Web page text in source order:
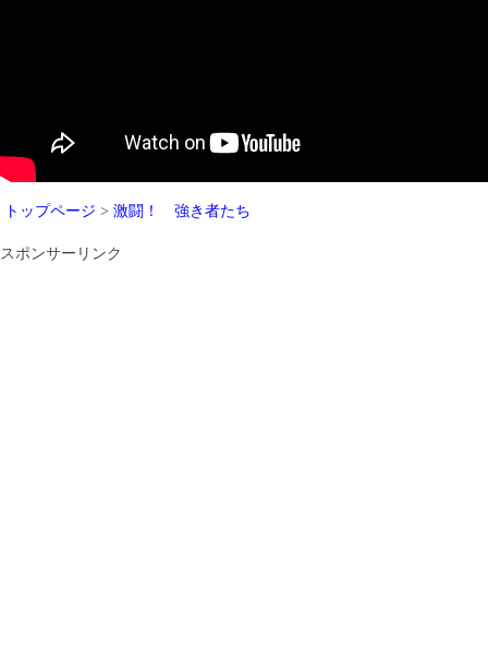
トップページ > 激闘！ 強き者たち
スポンサーリンク